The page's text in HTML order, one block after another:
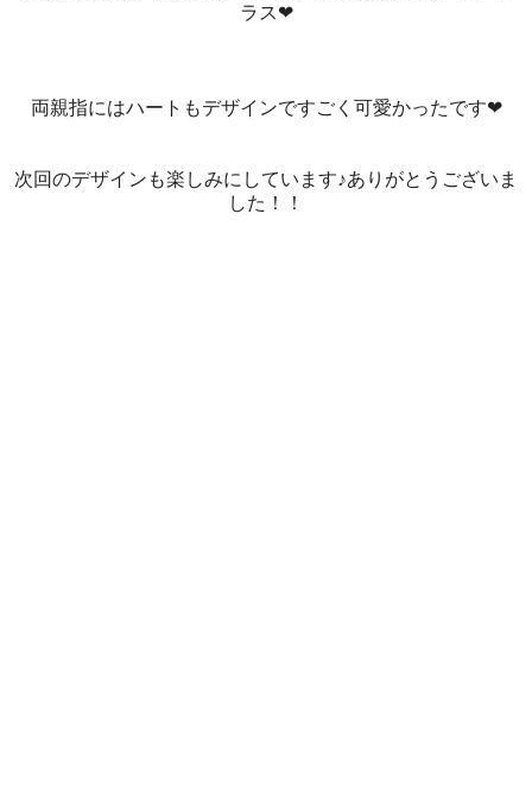
ラス❤
両親指にはハートもデザインですごく可愛かったです❤
次回のデザインも楽しみにしています♪ありがとうございま
した！！